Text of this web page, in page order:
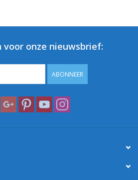
voor onze nieuwsbrief:
ABONNEER